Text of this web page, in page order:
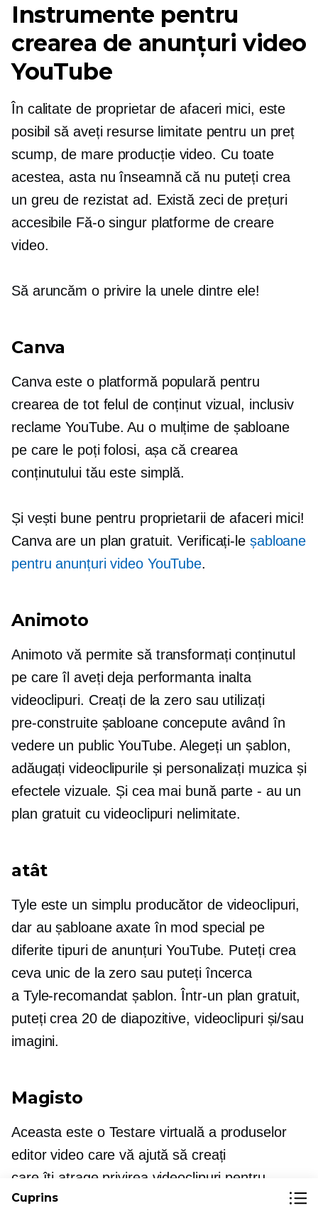
Instrumente pentru
crearea de anunțuri video
YouTube
În calitate de proprietar de afaceri mici, este
posibil să aveți resurse limitate pentru un preț
scump,de mare producțievideo. Cu toate
acestea, asta nu înseamnă că nu puteți crea
un greu de rezistat ad. Există zeci de prețuri
accesibile Fă-o singurplatforme de creare
video.
Să aruncăm o privire la unele dintre ele!
Canva
Canva este o platformă populară pentru
crearea de tot felul de conținut vizual, inclusiv
reclame YouTube. Au o mulțime de șabloane
pe care le poți folosi, așa că crearea
conținutului tău este simplă.
Și vești bune pentru proprietarii de afaceri mici!
Canva are un plan gratuit. Verificați-le șabloane
pentru anunțuri video YouTube.
Animoto
Animoto vă permite să transformați conținutul
pe care îl aveți deja performanta inalta
videoclipuri. Creați de la zero sau utilizați
pre-construiteșabloane concepute având în
vedere un public YouTube. Alegeți un șablon,
adăugați videoclipurile și personalizați muzica și
efectele vizuale. Și cea mai bună parte - au un
plan gratuit cu videoclipuri nelimitate.
atât
Tyle este un simplu producător de videoclipuri,
dar au șabloane axate în mod special pe
diferite tipuri de anunțuri YouTube. Puteți crea
ceva unic de la zero sau puteți încerca
a Tyle-recomandat șablon. Într-un plan gratuit,
puteți crea 20 de diapozitive, videoclipuri și/sau
imagini.
Magisto
Aceasta este o Testare virtuală a produselor
editor video care vă ajută să creați
care îți atrage privirea videoclipuri pentru
YouTube. Alegeți un șablon, adăugați
Cuprins